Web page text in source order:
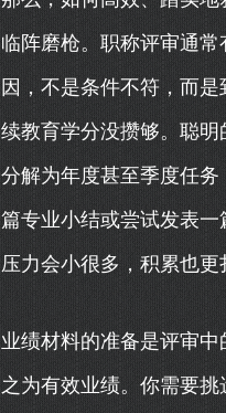
临阵磨枪。职称评审通
因，不是条件不符，而
续教育学分没攒够。聪
分解为年度甚至季度任
篇专业小结或尝试发表
压力会小很多，积累也更
业绩材料的准备是评审中
之为有效业绩。你需要